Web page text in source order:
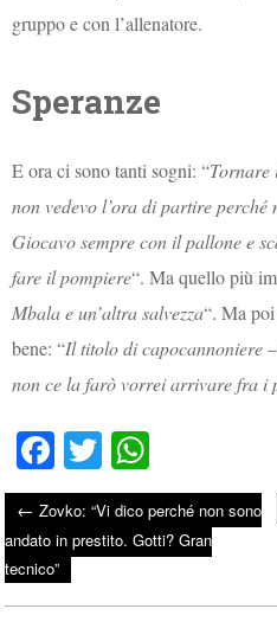
gruppo e con l’allenatore.
Speranze
E ora ci sono tanti sogni: “Tornare
non vedevo l’ora di partire
Giocavo sempre con il pallone e
fare il pompiere“. Ma quello più
Mbala e un’altra salvezza“. Ma
bene: “Il titolo di capocannoniere
non ce la farò vorrei arrivare fra i
Fa
ce
bo
ok
T
wi
tte
r
ha
ts
A
pp
Post navigation
← Zovko: “Vi dico perché non sono
andato in prestito. Gotti? Gran
tecnico”